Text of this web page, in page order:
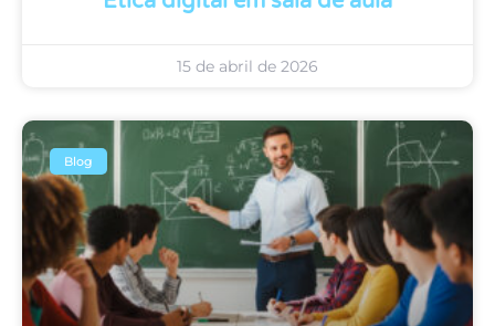
15 de abril de 2026
Blog